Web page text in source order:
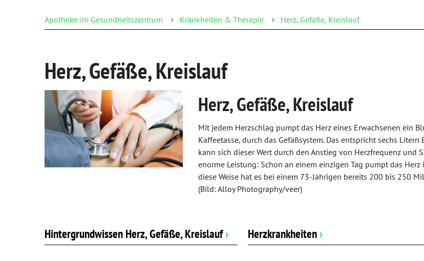
Übersicht
Notdienst
Beipackzettelsuche
IGel-Check A-Z
Laborwerte A-Z
Reiseimpfungen A-Z
Heilpflanzen A-Z
Erkrankungen im Alter
Ästhetische Chirurgie
Augen
Zähne und Kiefer
HNO, Atemwege und Lunge
Magen und Darm
Nieren und Harnwege
Unerfüllter Kinderwunsch
Apotheke im Gesundheitszentrum Krankheiten & Therapie Herz, Gefäße, Kreislauf
Herz, Gefäße, Kreislauf
Herz, Gefäße, Kreislauf
Mit jedem Herzschlag pumpt das Herz eines Erwachsenen
Kaffeetasse, durch das Gefäßsystem. Das entspricht sechs
kann sich dieser Wert durch den Anstieg von Herzfrequenz
enorme Leistung: Schon an einem einzigen Tag pumpt das
diese Weise hat es bei einem 73-Jährigen bereits 200 bis 250
(Bild: Alloy Photography/veer)
Hintergrundwissen Herz, Gefäße, Kreislauf› Herzkrankheiten›